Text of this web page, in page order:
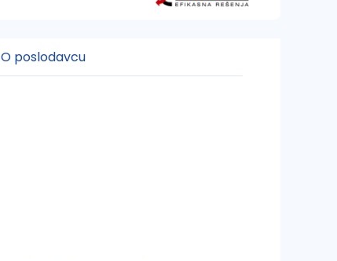
O poslodavcu